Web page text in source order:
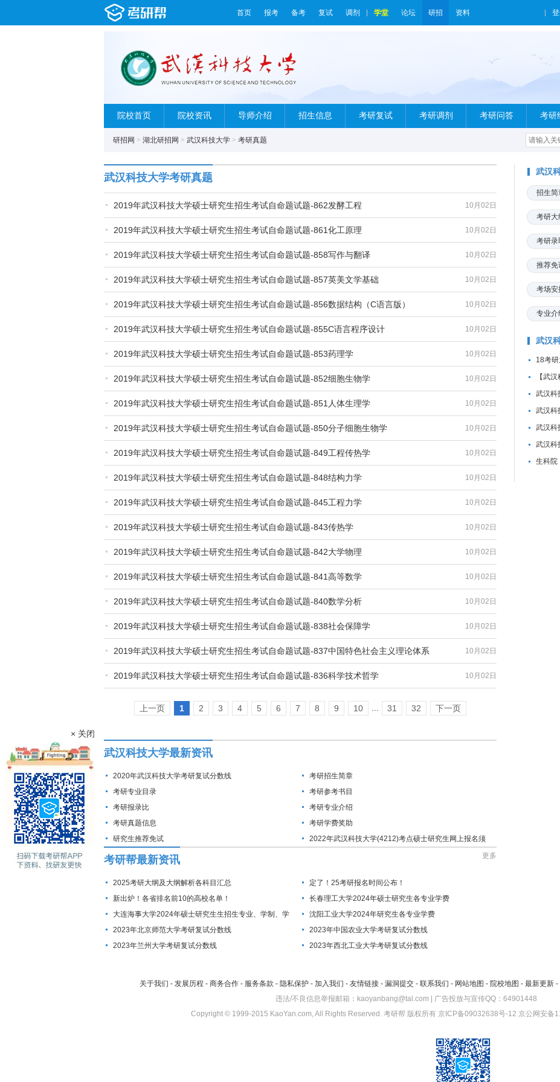
首页 报考 备考 复试 调剂 学堂 论坛 研招 资料
院校首页 院校资讯 导师介绍 招生信息 考研复试 考研调剂 考研问答 考研
研招网 > 湖北研招网 > 武汉科技大学 > 考研真题
武汉科技大学考研真题
10月02日
2019年武汉科技大学硕士研究生招生考试自命题试题-862发酵工程
10月02日
2019年武汉科技大学硕士研究生招生考试自命题试题-861化工原理
10月02日
2019年武汉科技大学硕士研究生招生考试自命题试题-858写作与翻译
10月02日
2019年武汉科技大学硕士研究生招生考试自命题试题-857英美文学基础
10月02日
2019年武汉科技大学硕士研究生招生考试自命题试题-856数据结构（C语言版）
10月02日
2019年武汉科技大学硕士研究生招生考试自命题试题-855C语言程序设计
10月02日
2019年武汉科技大学硕士研究生招生考试自命题试题-853药理学
10月02日
2019年武汉科技大学硕士研究生招生考试自命题试题-852细胞生物学
10月02日
2019年武汉科技大学硕士研究生招生考试自命题试题-851人体生理学
10月02日
2019年武汉科技大学硕士研究生招生考试自命题试题-850分子细胞生物学
10月02日
2019年武汉科技大学硕士研究生招生考试自命题试题-849工程传热学
10月02日
2019年武汉科技大学硕士研究生招生考试自命题试题-848结构力学
10月02日
2019年武汉科技大学硕士研究生招生考试自命题试题-845工程力学
10月02日
2019年武汉科技大学硕士研究生招生考试自命题试题-843传热学
10月02日
2019年武汉科技大学硕士研究生招生考试自命题试题-842大学物理
10月02日
2019年武汉科技大学硕士研究生招生考试自命题试题-841高等数学
10月02日
2019年武汉科技大学硕士研究生招生考试自命题试题-840数学分析
10月02日
2019年武汉科技大学硕士研究生招生考试自命题试题-838社会保障学
10月02日
2019年武汉科技大学硕士研究生招生考试自命题试题-837中国特色社会主义理论体系
10月02日
2019年武汉科技大学硕士研究生招生考试自命题试题-836科学技术哲学
上一页 1 2 3 4 5 6 7 8 9 10 31 32 下一页
武汉科技大学最新资讯
2020年武汉科技大学考研复试分数线
考研招生简章
考研专业目录
考研参考书目
考研报录比
考研专业介绍
考研真题信息
考研学费奖助
研究生推荐免试
2022年武汉科技大学(4212)考点硕士研究生网上报名须
考研帮最新资讯 更多
2025考研大纲及大纲解析各科目汇总
定了！25考研报名时间公布！
新出炉！各省排名前10的高校名单！
长春理工大学2024年硕士研究生各专业学费
大连海事大学2024年硕士研究生生招生专业、学制、学
费标准及拟招生人数
沈阳工业大学2024年研究生各专业学费
2023年北京师范大学考研复试分数线
2023年中国农业大学考研复试分数线
2023年兰州大学考研复试分数线
2023年西北工业大学考研复试分数线
武汉
招生简
考研大
考研录
推荐免
考场安
专业介
武汉
18考
【武
名
武汉科
武汉科
范围
武汉科
笔记
武汉科
笔记
生科院
关于我们 - 发展历程 - 商务合作 - 服务条款 - 隐私保护 - 加入我们 - 友情链接 - 漏洞提交 - 联系我们 - 网站地图 - 院校地图 - 最新更新 -
违法/不良信息举报邮箱：kaoyanbang@tal.com | 广告投放与宣传QQ：64901448
Copyright © 1999-2015 KaoYan.com, All Rights Reserved. 考研帮 版权所有 京ICP备09032638号-12 京公网安备
× 关闭